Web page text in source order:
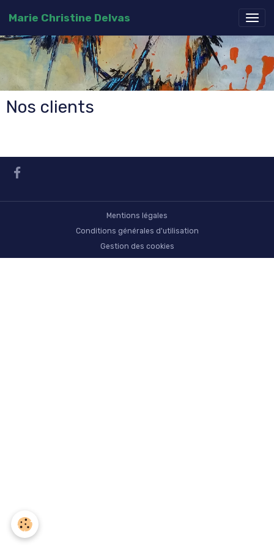
Marie Christine Delvas
Nos clients
Mentions légales
Conditions générales d'utilisation
Gestion des cookies